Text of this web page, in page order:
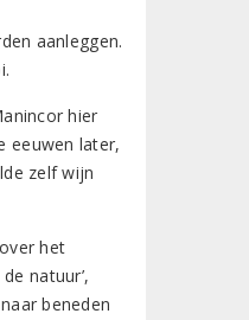
aanleggen.
hier
eeuwen later,
zelf wijn
het
natuur’,
beneden